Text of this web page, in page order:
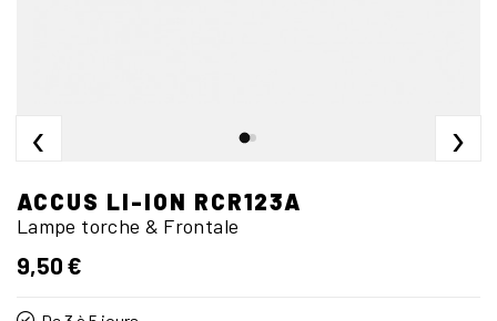
‹ ›
ACCUS LI-ION RCR123A
Lampe torche & Frontale
9,50 €